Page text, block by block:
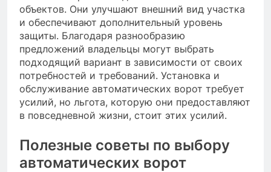
объектов. Они улучшают внешний вид участка
и обеспечивают дополнительный уровень
защиты. Благодаря разнообразию
предложений владельцы могут выбрать
подходящий вариант в зависимости от своих
потребностей и требований. Установка и
обслуживание автоматических ворот требует
усилий, но льгота, которую они предоставляют
в повседневной жизни, стоит этих усилий.
Полезные советы по выбору
автоматических ворот